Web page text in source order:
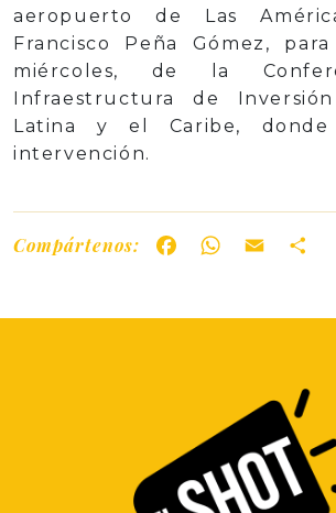
aeropuerto de Las
Francisco Peña Gómez,
miércoles, de la
Infraestructura de
Latina y el Caribe,
intervención.
Compártenos: FacebookWhatsApp
Email